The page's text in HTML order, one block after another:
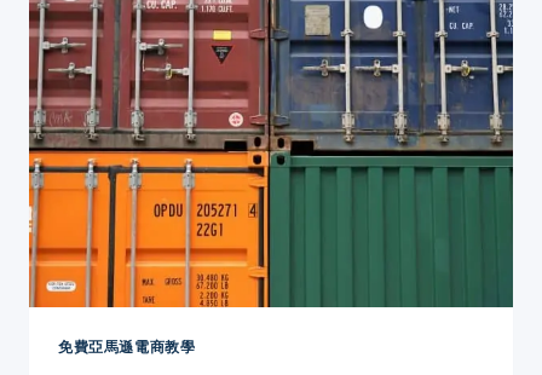
會
觸
發
大
量
退
貨
風
險
何
在
馬
電
商
營
運
技
巧
(二）
新
手
大
錯
免費亞馬遜電商教學